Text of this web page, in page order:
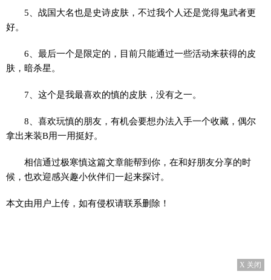
5、战国大名也是史诗皮肤，不过我个人还是觉得鬼武者更
好。
6、最后一个是限定的，目前只能通过一些活动来获得的皮
肤，暗杀星。
7、这个是我最喜欢的慎的皮肤，没有之一。
8、喜欢玩慎的朋友，有机会要想办法入手一个收藏，偶尔
拿出来装B用一用挺好。
相信通过极寒慎这篇文章能帮到你，在和好朋友分享的时
候，也欢迎感兴趣小伙伴们一起来探讨。
本文由用户上传，如有侵权请联系删除！
X 关闭